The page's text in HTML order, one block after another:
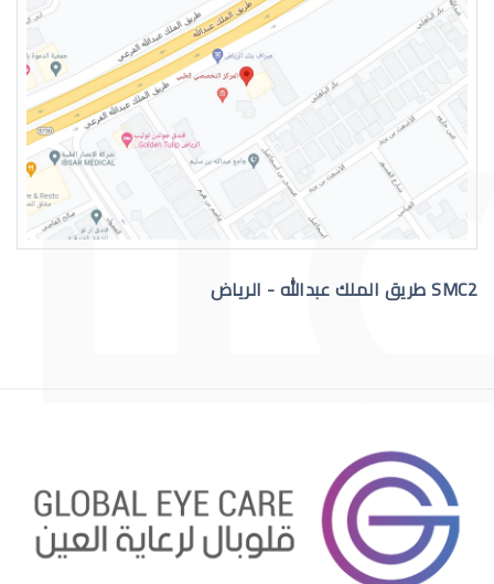
القرنية المخروطية والصداع
قرنية الصناعية
SMC2 طريق الملك عبدالله - الرياض